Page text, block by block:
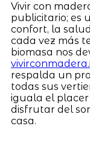
Vivir con
publicitario; es
confort, la
cada vez más
biomasa nos
respalda un
todas sus
iguala el
disfrutar del
casa.